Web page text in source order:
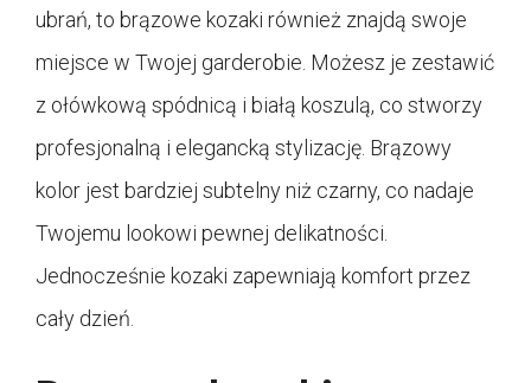
ubrań, to brązowe kozaki również znajdą swoje
miejsce w Twojej garderobie. Możesz je zestawić
z ołówkową spódnicą i białą koszulą, co stworzy
profesjonalną i elegancką stylizację. Brązowy
kolor jest bardziej subtelny niż czarny, co nadaje
Twojemu lookowi pewnej delikatności.
Jednocześnie kozaki zapewniają komfort przez
cały dzień.